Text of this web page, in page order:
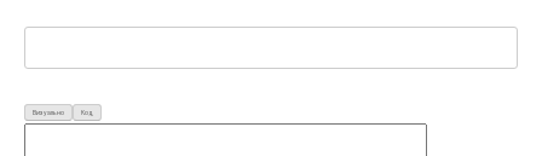
Визуально Код